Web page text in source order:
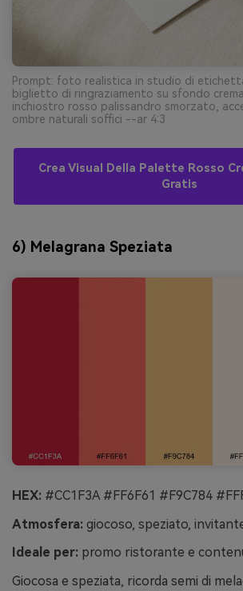
Prompt: foto realistica in studio di
biglietto di ringraziamento su sfondo
inchiostro rosso palissandro smorzato,
ombre naturali soffici --ar 4:3
Crea Visual Della Palette Rosso
Gratis
6) Melagrana Speziata
HEX: #CC1F3A #FF6F61 #F9C784
Atmosfera: giocoso, speziato,
Ideale per: promo ristorante e
Giocosa e speziata, ricorda semi di